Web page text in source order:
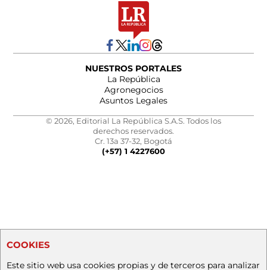
NUESTROS PORTALES
La República
Agronegocios
Asuntos Legales
© 2026, Editorial La República S.A.S. Todos los
derechos reservados.
Cr. 13a 37-32, Bogotá
(+57) 1 4227600
COOKIES
Este sitio web usa cookies propias y de terceros para analizar